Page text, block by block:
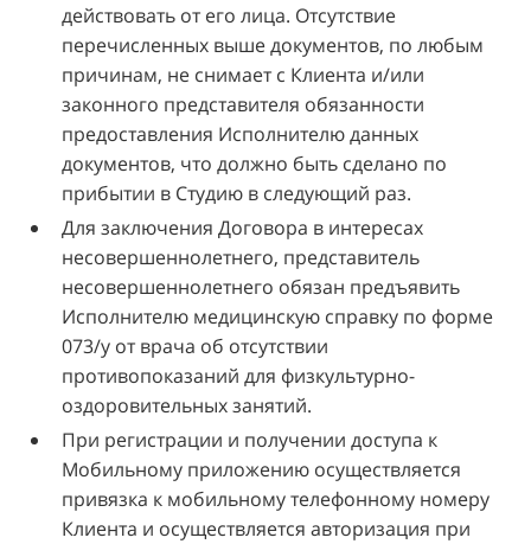
действовать от его лица. Отсутствие
перечисленных выше документов, по любым
причинам, не снимает с Клиента и/или
законного представителя обязанности
предоставления Исполнителю данных
документов, что должно быть сделано по
прибытии в Студию в следующий раз.
Для заключения Договора в интересах
несовершеннолетнего, представитель
несовершеннолетнего обязан предъявить
Исполнителю медицинскую справку по форме
073/у от врача об отсутствии
противопоказаний для физкультурно-
оздоровительных занятий.
При регистрации и получении доступа к
Мобильному приложению осуществляется
привязка к мобильному телефонному номеру
Клиента и осуществляется авторизация при